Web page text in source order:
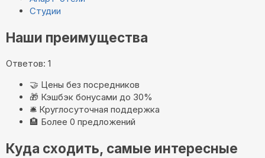
Студии
Наши преимущества
Ответов: 1
🤝 Цены без посредников
🎁 Кэшбэк бонусами до 30%
🛎️ Круглосуточная поддержка
🏨 Более 0 предложений
Куда сходить, самые интересные